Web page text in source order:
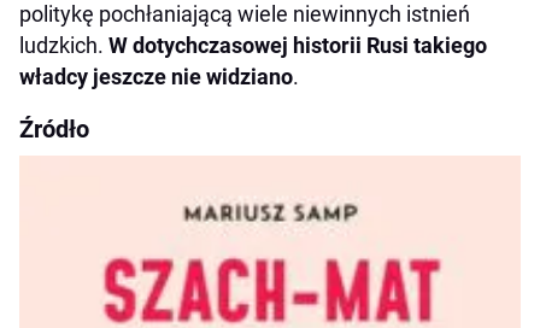
politykę pochłaniającą wiele niewinnych istnień
ludzkich. W dotychczasowej historii Rusi takiego
władcy jeszcze nie widziano.
Źródło